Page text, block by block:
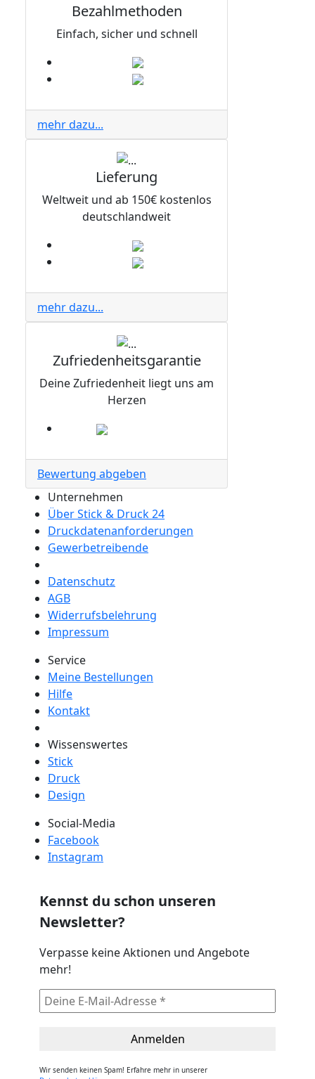
Bezahlmethoden
Einfach, sicher und schnell
mehr dazu...
Lieferung
Weltweit und ab 150€ kostenlos
deutschlandweit
mehr dazu...
Zufriedenheitsgarantie
Deine Zufriedenheit liegt uns am
Herzen
Bewertung abgeben
Unternehmen
Über Stick & Druck 24
Druckdatenanforderungen
Gewerbetreibende
Datenschutz
AGB
Widerrufsbelehrung
Impressum
Service
Meine Bestellungen
Hilfe
Kontakt
Wissenswertes
Stick
Druck
Design
Social-Media
Facebook
Instagram
Kennst du schon unseren
Newsletter?
Verpasse keine Aktionen und Angebote
mehr!
Wir senden keinen Spam! Erfahre mehr in unserer